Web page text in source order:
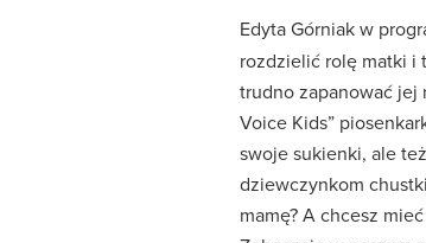
Edyta Górniak w
rozdzielić rolę matki i
trudno zapanować jej
Voice Kids”
swoje sukienki, ale
dziewczynkom
mamę? A chcesz